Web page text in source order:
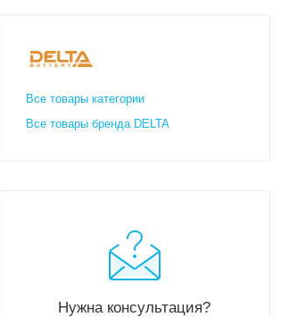
Все товары категории
Все товары бренда DELTA
Нужна консультация?